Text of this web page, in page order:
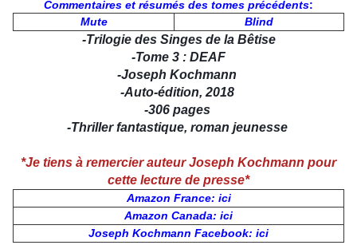
Commentaires et résumés des tomes précédents:
Mute
Blind
-Trilogie des Singes de la Bêtise
-Tome 3 : DEAF
-Joseph Kochmann
-Auto-édition, 2018
-306 pages
-Thriller fantastique, roman jeunesse
*Je tiens à remercier auteur Joseph Kochmann pour
cette lecture de presse*
Amazon France: ici
Amazon Canada: ici
Joseph Kochmann Facebook: ici